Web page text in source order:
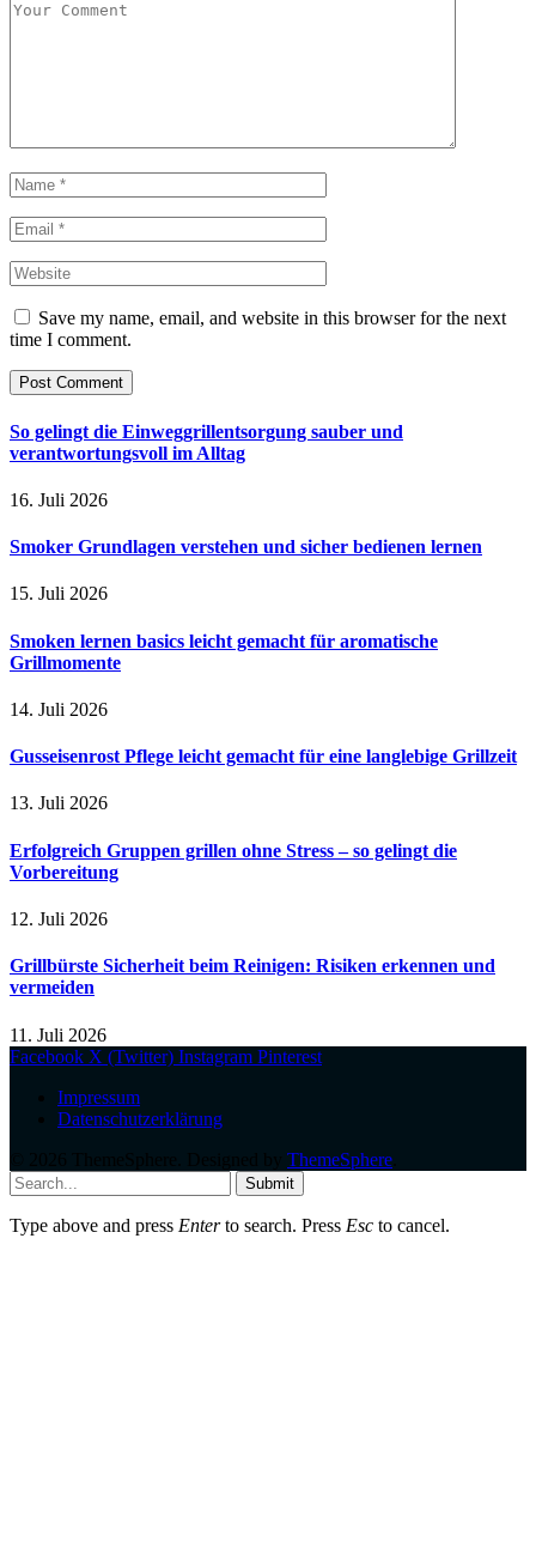
Save my name, email, and website in this browser for the next
time I comment.
So gelingt die Einweggrillentsorgung sauber und
verantwortungsvoll im Alltag
16. Juli 2026
Smoker Grundlagen verstehen und sicher bedienen lernen
15. Juli 2026
Smoken lernen basics leicht gemacht für aromatische
Grillmomente
14. Juli 2026
Gusseisenrost Pflege leicht gemacht für eine langlebige Grillzeit
13. Juli 2026
Erfolgreich Gruppen grillen ohne Stress – so gelingt die
Vorbereitung
12. Juli 2026
Grillbürste Sicherheit beim Reinigen: Risiken erkennen und
vermeiden
11. Juli 2026
Facebook X (Twitter) Instagram Pinterest
Impressum
Datenschutzerklärung
ThemeSphere
Submit
Type above and press Enterto search. Press Esc to cancel.